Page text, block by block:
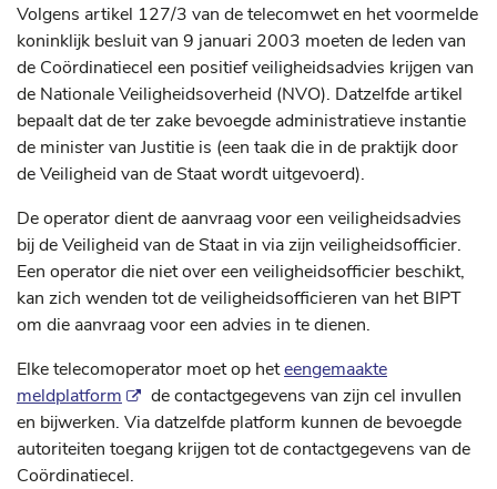
Volgens artikel 127/3 van de telecomwet en het voormelde
koninklijk besluit van 9 januari 2003 moeten de leden van
de Coördinatiecel een positief veiligheidsadvies krijgen van
de Nationale Veiligheidsoverheid (NVO). Datzelfde artikel
bepaalt dat de ter zake bevoegde administratieve instantie
de minister van Justitie is (een taak die in de praktijk door
de Veiligheid van de Staat wordt uitgevoerd).
De operator dient de aanvraag voor een veiligheidsadvies
bij de Veiligheid van de Staat in via zijn veiligheidsofficier.
Een operator die niet over een veiligheidsofficier beschikt,
kan zich wenden tot de veiligheidsofficieren van het BIPT
om die aanvraag voor een advies in te dienen.
Elke telecomoperator moet op heteengemaakte
meldplatform
de contactgegevens van zijn cel invullen
en bijwerken. Via datzelfde platform kunnen de bevoegde
autoriteiten toegang krijgen tot de contactgegevens van de
Coördinatiecel.